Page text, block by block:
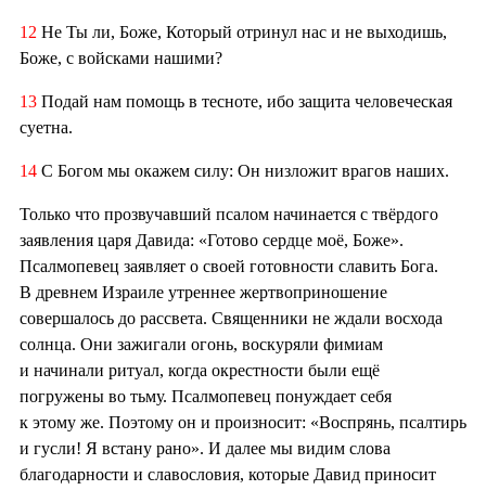
12 Не Ты ли, Боже, Который отринул нас и не выходишь,
Боже, с войсками нашими?
13 Подай нам помощь в тесноте, ибо защита человеческая
суетна.
14 С Богом мы окажем силу: Он низложит врагов наших.
Только что прозвучавший псалом начинается с твёрдого
заявления царя Давида: «Готово сердце моё, Боже».
Псалмопевец заявляет о своей готовности славить Бога.
В древнем Израиле утреннее жертвоприношение
совершалось до рассвета. Священники не ждали восхода
солнца. Они зажигали огонь, воскуряли фимиам
и начинали ритуал, когда окрестности были ещё
погружены во тьму. Псалмопевец понуждает себя
к этому же. Поэтому он и произносит: «Воспрянь, псалтирь
и гусли! Я встану рано». И далее мы видим слова
благодарности и славословия, которые Давид приносит